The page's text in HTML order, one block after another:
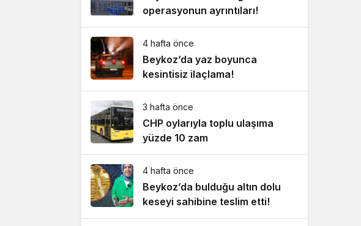
operasyonun ayrıntıları!
4 hafta önce
Beykoz’da yaz boyunca
kesintisiz ilaçlama!
3 hafta önce
CHP oylarıyla toplu ulaşıma
yüzde 10 zam
4 hafta önce
Beykoz’da bulduğu altın dolu
keseyi sahibine teslim etti!